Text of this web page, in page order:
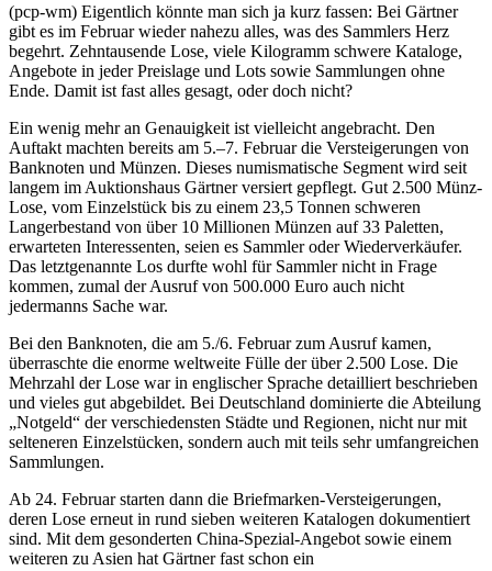
(pcp-wm) Eigentlich könnte man sich ja kurz fassen: Bei Gärtner
gibt es im Februar wieder nahezu alles, was des Sammlers Herz
begehrt. Zehntausende Lose, viele Kilogramm schwere Kataloge,
Angebote in jeder Preislage und Lots sowie Sammlungen ohne
Ende. Damit ist fast alles gesagt, oder doch nicht?
Ein wenig mehr an Genauigkeit ist vielleicht angebracht. Den
Auftakt machten bereits am 5.–7. Februar die Versteigerungen von
Banknoten und Münzen. Dieses numismatische Segment wird seit
langem im Auktionshaus Gärtner versiert gepflegt. Gut 2.500 Münz-
Lose, vom Einzelstück bis zu einem 23,5 Tonnen schweren
Langerbestand von über 10 Millionen Münzen auf 33 Paletten,
erwarteten Interessenten, seien es Sammler oder Wiederverkäufer.
Das letztgenannte Los durfte wohl für Sammler nicht in Frage
kommen, zumal der Ausruf von 500.000 Euro auch nicht
jedermanns Sache war.
Bei den Banknoten, die am 5./6. Februar zum Ausruf kamen,
überraschte die enorme weltweite Fülle der über 2.500 Lose. Die
Mehrzahl der Lose war in englischer Sprache detailliert beschrieben
und vieles gut abgebildet. Bei Deutschland dominierte die Abteilung
„Notgeld“ der verschiedensten Städte und Regionen, nicht nur mit
selteneren Einzelstücken, sondern auch mit teils sehr umfangreichen
Sammlungen.
Ab 24. Februar starten dann die Briefmarken-Versteigerungen,
deren Lose erneut in rund sieben weiteren Katalogen dokumentiert
sind. Mit dem gesonderten China-Spezial-Angebot sowie einem
weiteren zu Asien hat Gärtner fast schon ein